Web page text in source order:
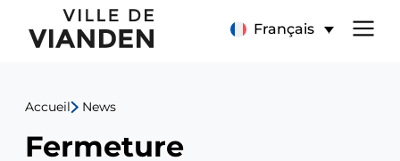
Fermeture
exceptionelle
du
SIDEC
Français
Menu
navigation
Accueil News
Fermeture